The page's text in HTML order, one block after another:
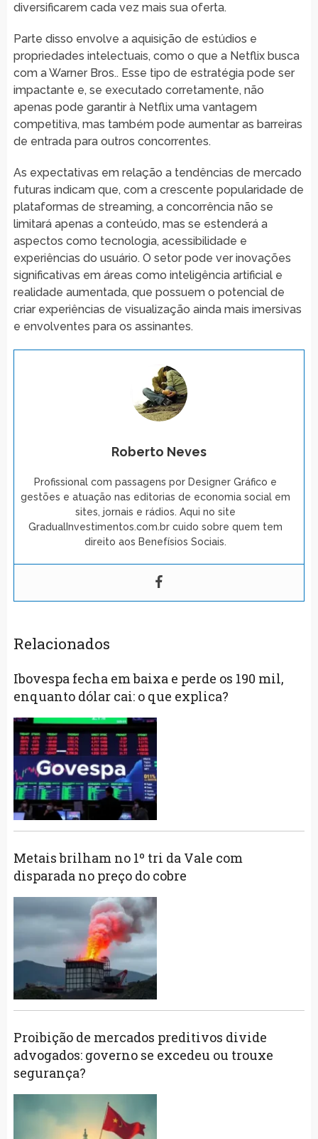
diversificarem cada vez mais sua oferta.
Parte disso envolve a aquisição de estúdios e
propriedades intelectuais, como o que a Netflix busca
com a Warner Bros.. Esse tipo de estratégia pode ser
impactante e, se executado corretamente, não
apenas pode garantir à Netflix uma vantagem
competitiva, mas também pode aumentar as barreiras
de entrada para outros concorrentes.
As expectativas em relação a tendências de mercado
futuras indicam que, com a crescente popularidade de
plataformas de streaming, a concorrência não se
limitará apenas a conteúdo, mas se estenderá a
aspectos como tecnologia, acessibilidade e
experiências do usuário. O setor pode ver inovações
significativas em áreas como inteligência artificial e
realidade aumentada, que possuem o potencial de
criar experiências de visualização ainda mais imersivas
e envolventes para os assinantes.
Roberto Neves
Profissional com passagens por Designer Gráfico e
gestões e atuação nas editorias de economia social em
sites, jornais e rádios. Aqui no site
GradualInvestimentos.com.br cuido sobre quem tem
direito aos Benefísios Sociais.
Relacionados
Ibovespa fecha em baixa e perde os 190 mil,
enquanto dólar cai: o que explica?
Metais brilham no 1º tri da Vale com
disparada no preço do cobre
Proibição de mercados preditivos divide
advogados: governo se excedeu ou trouxe
segurança?